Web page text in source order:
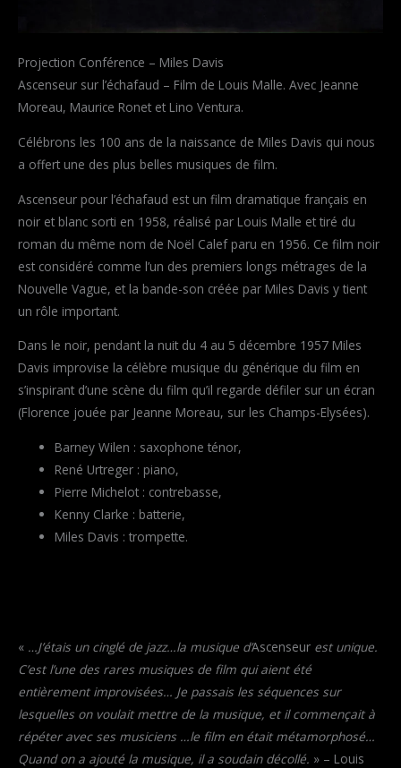
Projection Conférence – Miles Davis
Ascenseur sur l’échafaud – Film de Louis Malle. Avec Jeanne
Moreau, Maurice Ronet et Lino Ventura.
Célébrons les 100 ans de la naissance de Miles Davis qui nous
a offert une des plus belles musiques de film.
Ascenseur pour l’échafaud est un film dramatique français en
noir et blanc sorti en 1958, réalisé par Louis Malle et tiré du
roman du même nom de Noël Calef paru en 1956. Ce film noir
est considéré comme l’un des premiers longs métrages de la
Nouvelle Vague, et la bande-son créée par Miles Davis y tient
un rôle important.
Dans le noir, pendant la nuit du 4 au 5 décembre 1957 Miles
Davis improvise la célèbre musique du générique du film en
s’inspirant d’une scène du film qu’il regarde défiler sur un écran
(Florence jouée par Jeanne Moreau, sur les Champs-Elysées).
Barney Wilen : saxophone ténor,
René Urtreger : piano,
Pierre Michelot : contrebasse,
Kenny Clarke : batterie,
Miles Davis : trompette.
« …J’étais un cinglé de jazz…la musique d’Ascenseur est unique.
C’est l’une des rares musiques de film qui aient été
entièrement improvisées… Je passais les séquences sur
lesquelles on voulait mettre de la musique, et il commençait à
répéter avec ses musiciens …le film en était métamorphosé…
Quand on a ajouté la musique, il a soudain décollé. » – Louis